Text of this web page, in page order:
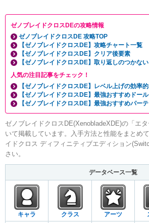
ゼノブレイドクロスDEの攻略情報
ゼノブレイドクロスDE 攻略TOP
【ゼノブレイドクロスDE】攻略チャート一覧
【ゼノブレイドクロスDE】クリア後要素
【ゼノブレイドクロスDE】取り返しのつかな
人気の注目記事をチェック！
【ゼノブレイドクロスDE】レベル上げの効率
【ゼノブレイドクロスDE】最強おすすめドール
【ゼノブレイドクロスDE】最強おすすめパーテ
ゼノブレイドクロスDE(XenobladeXDE)の「エ
いて掲載しています。入手方法と性能をまとめ
イドクロス ディフィニティブエディション
さい。
データベース一覧
キャラ クラス アーツ